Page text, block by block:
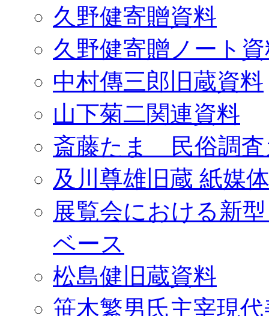
久野健寄贈資料
久野健寄贈ノート
中村傳三郎旧蔵資料
山下菊二関連資料
斎藤たま 民俗調査
及川尊雄旧蔵 紙媒
展覧会における新
ベース
松島健旧蔵資料
笹木繁男氏主宰現